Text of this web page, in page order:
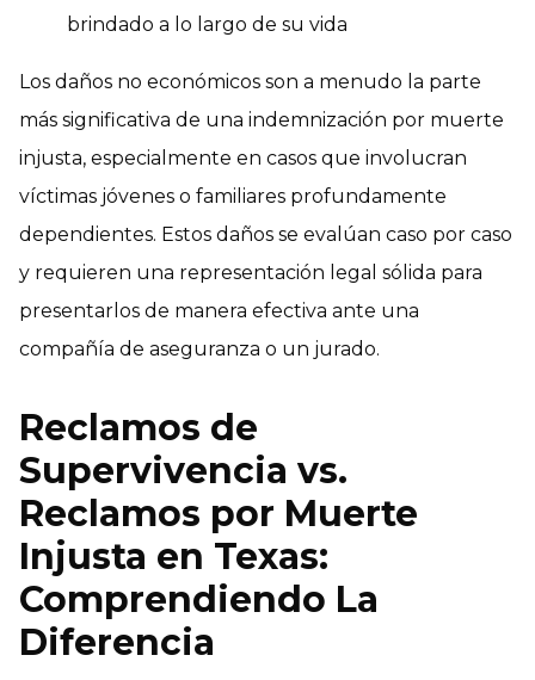
brindado a lo largo de su vida
Los daños no económicos son a menudo la parte
más significativa de una indemnización por muerte
injusta, especialmente en casos que involucran
víctimas jóvenes o familiares profundamente
dependientes. Estos daños se evalúan caso por caso
y requieren una representación legal sólida para
presentarlos de manera efectiva ante una
compañía de aseguranza o un jurado.
Reclamos de
Supervivencia vs.
Reclamos por Muerte
Injusta en Texas:
Comprendiendo La
Diferencia